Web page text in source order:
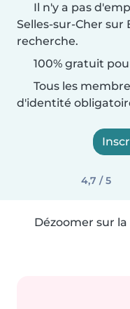
Il n'y a pas
Selles-sur-Cher sur
recherche.
100% gratuit
Tous les
d'identité
4,7 / 5
Dézoomer sur